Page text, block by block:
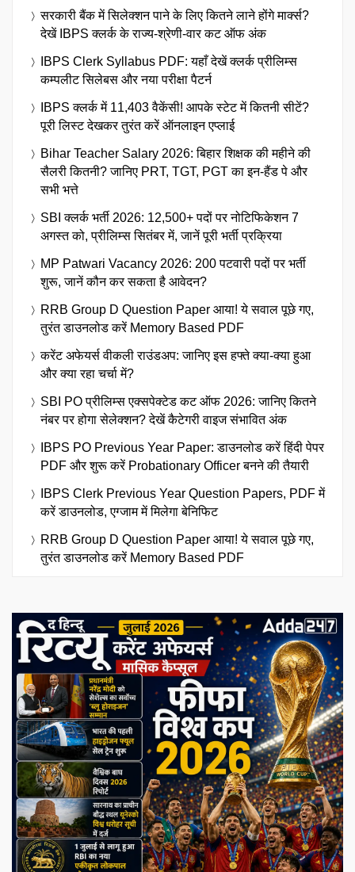
सरकारी बैंक में सिलेक्शन पाने के लिए कितने लाने होंगे मार्क्स?
देखें IBPS क्लर्क के राज्य-श्रेणी-वार कट ऑफ अंक
IBPS Clerk Syllabus PDF: यहाँ देखें क्लर्क प्रीलिम्स
कम्पलीट सिलेबस और नया परीक्षा पैटर्न
IBPS क्लर्क में 11,403 वैकेंसी! आपके स्टेट में कितनी सीटें?
पूरी लिस्ट देखकर तुरंत करें ऑनलाइन एप्लाई
Bihar Teacher Salary 2026: बिहार शिक्षक की महीने की
सैलरी कितनी? जानिए PRT, TGT, PGT का इन-हैंड पे और
सभी भत्ते
SBI क्लर्क भर्ती 2026: 12,500+ पदों पर नोटिफिकेशन 7
अगस्त को, प्रीलिम्स सितंबर में, जानें पूरी भर्ती प्रक्रिया
MP Patwari Vacancy 2026: 200 पटवारी पदों पर भर्ती
शुरू, जानें कौन कर सकता है आवेदन?
RRB Group D Question Paper आया! ये सवाल पूछे गए,
तुरंत डाउनलोड करें Memory Based PDF
करेंट अफेयर्स वीकली राउंडअप: जानिए इस हफ्ते क्या-क्या हुआ
और क्या रहा चर्चा में?
SBI PO प्रीलिम्स एक्सपेक्टेड कट ऑफ 2026: जानिए कितने
नंबर पर होगा सेलेक्शन? देखें कैटेगरी वाइज संभावित अंक
IBPS PO Previous Year Paper: डाउनलोड करें हिंदी पेपर
PDF और शुरू करें Probationary Officer बनने की तैयारी
IBPS Clerk Previous Year Question Papers, PDF में
करें डाउनलोड, एग्जाम में मिलेगा बेनिफिट
RRB Group D Question Paper आया! ये सवाल पूछे गए,
तुरंत डाउनलोड करें Memory Based PDF